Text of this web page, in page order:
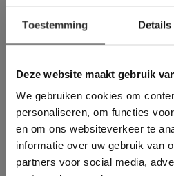
Toestemming Details
Deze website maakt gebruik
We gebruiken cookies om
personaliseren, om functies
en om ons websiteverkeer te
informatie over uw gebruik van
partners voor social media,
oude, nog steeds
deze voegen zijn minder
speciale voegmortels.
Voeg uw Belgisch
volgens het volgende
Deze
gebruik van
This Cookie Banner was
longer working. Please
Deze website gebruikt
gebruikerservaring te
gebruik te maken van
toestemming voor
overeenstemming met